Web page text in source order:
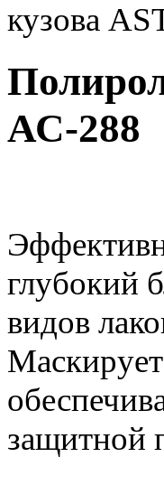
кузова
АС-288
глубокий
видов
защитной